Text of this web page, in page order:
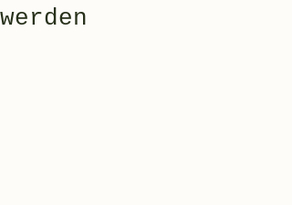
werden